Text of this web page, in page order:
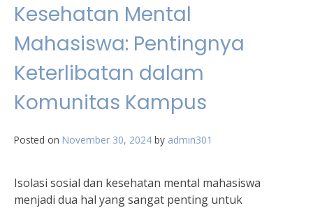
Kesehatan Mental
Mahasiswa: Pentingnya
Keterlibatan dalam
Komunitas Kampus
Posted on November 30, 2024 by admin301
Isolasi sosial dan kesehatan mental mahasiswa
menjadi dua hal yang sangat penting untuk